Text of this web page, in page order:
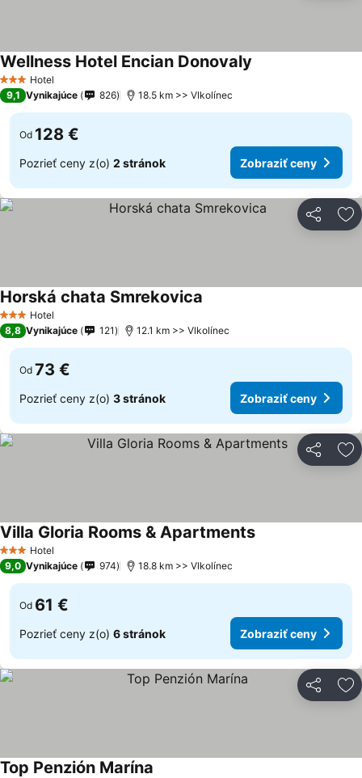
3 Počet hviezdičiek
Hotel
Wellness Hotel Encian Donovaly
9,1 Vynikajúce 826 18.5 km >> Vlkolínec
Od 128 €
Pozrieť ceny z(o) 2 stránok Zobraziť ceny
Zdieľať
3 Počet hviezdičiek
Hotel
Horská chata Smrekovica
8,8 Vynikajúce 121 12.1 km >> Vlkolínec
Od 73 €
Pozrieť ceny z(o) 3 stránok Zobraziť ceny
Zdieľať
3 Počet hviezdičiek
Hotel
Villa Gloria Rooms & Apartments
9,0 Vynikajúce 974 18.8 km >> Vlkolínec
Od 61 €
Pozrieť ceny z(o) 6 stránok Zobraziť ceny
Zdieľať
Top Penzión Marína